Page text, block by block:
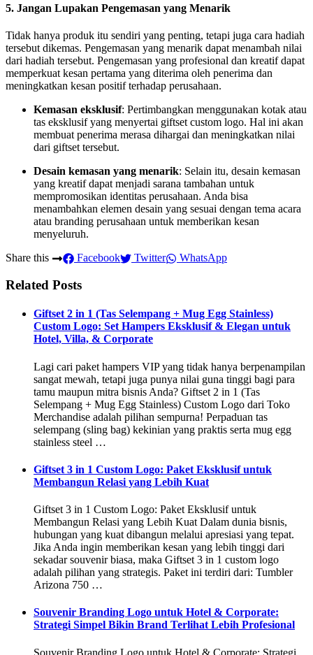
5. Jangan Lupakan Pengemasan yang Menarik
Tidak hanya produk itu sendiri yang penting, tetapi juga cara hadiah
tersebut dikemas. Pengemasan yang menarik dapat menambah nilai
dari hadiah tersebut. Pengemasan yang profesional dan kreatif dapat
memperkuat kesan pertama yang diterima oleh penerima dan
meningkatkan kesan positif terhadap perusahaan.
Kemasan eksklusif: Pertimbangkan menggunakan kotak atau
tas eksklusif yang menyertai giftset custom logo. Hal ini akan
membuat penerima merasa dihargai dan meningkatkan nilai
dari giftset tersebut.
Desain kemasan yang menarik: Selain itu, desain kemasan
yang kreatif dapat menjadi sarana tambahan untuk
mempromosikan identitas perusahaan. Anda bisa
menambahkan elemen desain yang sesuai dengan tema acara
atau branding perusahaan untuk memberikan kesan
menyeluruh.
Share this
Facebook Twitter WhatsApp
Related Posts
Giftset 2 in 1 (Tas Selempang + Mug Egg Stainless)
Custom Logo: Set Hampers Eksklusif & Elegan untuk
Hotel, Villa, & Corporate
Lagi cari paket hampers VIP yang tidak hanya berpenampilan
sangat mewah, tetapi juga punya nilai guna tinggi bagi para
tamu maupun mitra bisnis Anda? Giftset 2 in 1 (Tas
Selempang + Mug Egg Stainless) Custom Logo dari Toko
Merchandise adalah pilihan sempurna! Perpaduan tas
selempang (sling bag) kekinian yang praktis serta mug egg
stainless steel …
Giftset 3 in 1 Custom Logo: Paket Eksklusif untuk
Membangun Relasi yang Lebih Kuat
Giftset 3 in 1 Custom Logo: Paket Eksklusif untuk
Membangun Relasi yang Lebih Kuat Dalam dunia bisnis,
hubungan yang kuat dibangun melalui apresiasi yang tepat.
Jika Anda ingin memberikan kesan yang lebih tinggi dari
sekadar souvenir biasa, maka Giftset 3 in 1 custom logo
adalah pilihan yang strategis. Paket ini terdiri dari: Tumbler
Arizona 750 …
Souvenir Branding Logo untuk Hotel & Corporate:
Strategi Simpel Bikin Brand Terlihat Lebih Profesional
Souvenir Branding Logo untuk Hotel & Corporate: Strategi